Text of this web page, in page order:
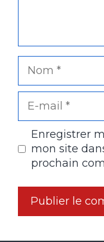
Nom
E-
mail
Enregistrer
mon site
prochain